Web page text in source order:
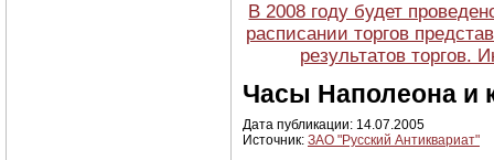
В 2008 году будет
расписании торгов
результатов торгов.
Часы Наполеона и
Дата публикации: 14.07.2005
Источник: ЗАО "Русский Антиквариат"